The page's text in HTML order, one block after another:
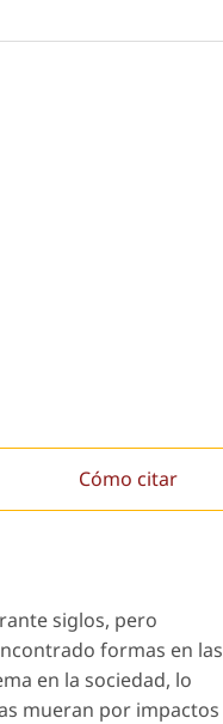
Cómo citar
siglos, pero
formas en las
en la sociedad, lo
mueran por impactos